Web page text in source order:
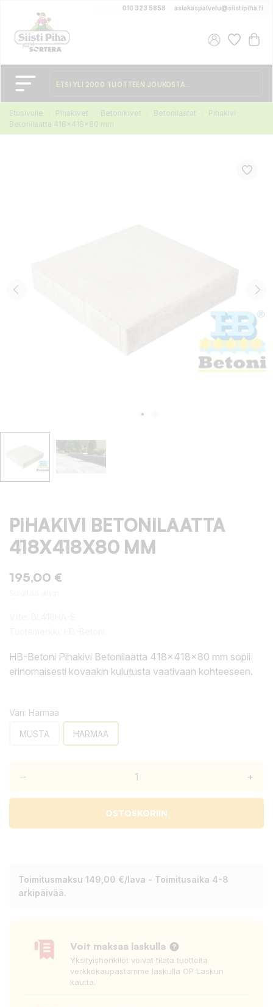
010 323 5858 asiakaspalvelu@siistipiha.fi
Etusivulle Pihakivet Betonikivet Betonilaatat
Pihakivi
Betonilaatta 418x418x80 mm
PIHAKIVI BETONILAATTA
418X418X80 MM
195,00 €
HB-Betoni Pihakivi Betonilaatta 418x418x80 mm sopii
erinomaisesti kovaakin kulutusta vaativaan kohteeseen.
Väri: Harmaa
MUSTA HARMAA
– +
OSTOSKORIIN
Toimitusmaksu 149,00 €/lava - Toimitusaika 4-8
arkipäivää.
Voit maksaa laskulla
Yksityishenkilöt voivat tilata tuotteita
verkkokaupastamme laskulla OP Laskun
kautta.